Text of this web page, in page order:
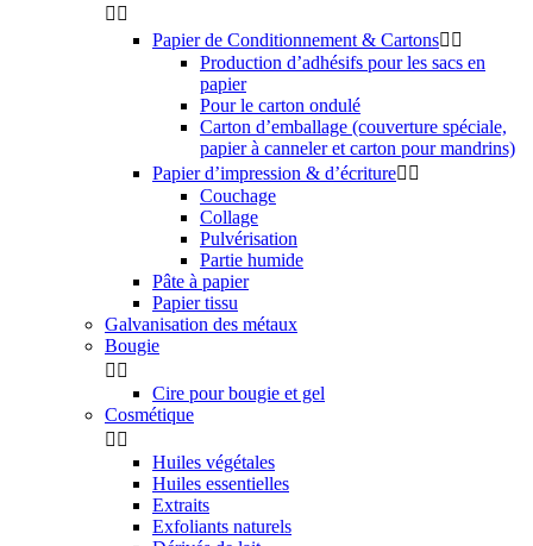
 
Papier de Conditionnement & Cartons 
Production d’adhésifs pour les sacs en
papier
Pour le carton ondulé
Carton d’emballage (couverture spéciale,
papier à canneler et carton pour mandrins)
Papier d’impression & d’écriture 
Couchage
Collage
Pulvérisation
Partie humide
Pâte à papier
Papier tissu
Galvanisation des métaux
Bougie
 
Cire pour bougie et gel
Cosmétique
 
Huiles végétales
Huiles essentielles
Extraits
Exfoliants naturels